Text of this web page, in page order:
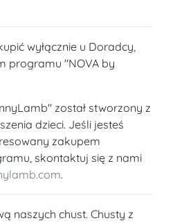
wyłącznie u Doradcy,
programu "NOVA by
został stworzony z
dzieci. Jeśli jesteś
zakupem
skontaktuj się z nami
.
naszych chust. Chusty z